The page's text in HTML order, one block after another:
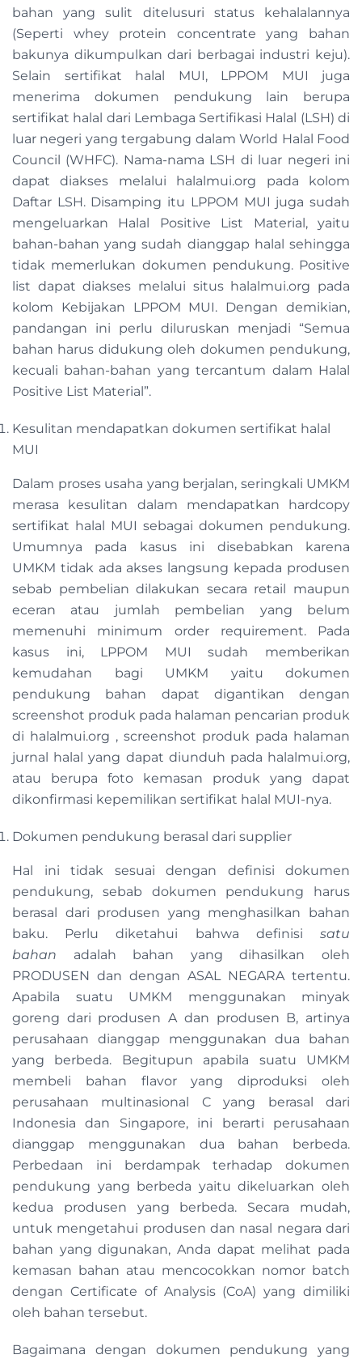
bahan yang sulit ditelusuri status kehalalannya
(Seperti whey protein concentrate yang bahan
bakunya dikumpulkan dari berbagai industri keju).
Selain sertifikat halal MUI, LPPOM MUI juga
menerima dokumen pendukung lain berupa
sertifikat halal dari Lembaga Sertifikasi Halal (LSH) di
luar negeri yang tergabung dalam World Halal Food
Council (WHFC). Nama-nama LSH di luar negeri ini
dapat diakses melalui halalmui.org pada kolom
Daftar LSH. Disamping itu LPPOM MUI juga sudah
mengeluarkan Halal Positive List Material, yaitu
bahan-bahan yang sudah dianggap halal sehingga
tidak memerlukan dokumen pendukung. Positive
list dapat diakses melalui situs halalmui.org pada
kolom Kebijakan LPPOM MUI. Dengan demikian,
pandangan ini perlu diluruskan menjadi “Semua
bahan harus didukung oleh dokumen pendukung,
kecuali bahan-bahan yang tercantum dalam Halal
Positive List Material”.
Kesulitan mendapatkan dokumen sertifikat halal
MUI
Dalam proses usaha yang berjalan, seringkali UMKM
merasa kesulitan dalam mendapatkan hardcopy
sertifikat halal MUI sebagai dokumen pendukung.
Umumnya pada kasus ini disebabkan karena
UMKM tidak ada akses langsung kepada produsen
sebab pembelian dilakukan secara retail maupun
eceran atau jumlah pembelian yang belum
memenuhi minimum order requirement. Pada
kasus ini, LPPOM MUI sudah memberikan
kemudahan bagi UMKM yaitu dokumen
pendukung bahan dapat digantikan dengan
screenshot produk pada halaman pencarian produk
di halalmui.org , screenshot produk pada halaman
jurnal halal yang dapat diunduh pada halalmui.org,
atau berupa foto kemasan produk yang dapat
dikonfirmasi kepemilikan sertifikat halal MUI-nya.
Dokumen pendukung berasal dari supplier
Hal ini tidak sesuai dengan definisi dokumen
pendukung, sebab dokumen pendukung harus
berasal dari produsen yang menghasilkan bahan
baku. Perlu diketahui bahwa definisi satu
bahan adalah bahan yang dihasilkan oleh
PRODUSEN dan dengan ASAL NEGARA tertentu.
Apabila suatu UMKM menggunakan minyak
goreng dari produsen A dan produsen B, artinya
perusahaan dianggap menggunakan dua bahan
yang berbeda. Begitupun apabila suatu UMKM
membeli bahan flavor yang diproduksi oleh
perusahaan multinasional C yang berasal dari
Indonesia dan Singapore, ini berarti perusahaan
dianggap menggunakan dua bahan berbeda.
Perbedaan ini berdampak terhadap dokumen
pendukung yang berbeda yaitu dikeluarkan oleh
kedua produsen yang berbeda. Secara mudah,
untuk mengetahui produsen dan nasal negara dari
bahan yang digunakan, Anda dapat melihat pada
kemasan bahan atau mencocokkan nomor batch
dengan Certificate of Analysis (CoA) yang dimiliki
oleh bahan tersebut.
Bagaimana dengan dokumen pendukung yang